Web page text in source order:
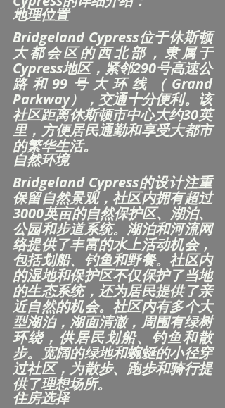
地理位置
Bridgeland Cypress位于休斯顿
大都会区的西北部，隶属于
Cypress地区，紧邻290号高速公
路和99号大环线（Grand
Parkway），交通十分便利。该
社区距离休斯顿市中心大约30英
里，方便居民通勤和享受大都市
的繁华生活。
自然环境
Bridgeland Cypress的设计注重
保留自然景观，社区内拥有超过
3000英亩的自然保护区、湖泊、
公园和步道系统。湖泊和河流网
络提供了丰富的水上活动机会，
包括划船、钓鱼和野餐。社区内
的湿地和保护区不仅保护了当地
的生态系统，还为居民提供了亲
近自然的机会。社区内有多个大
型湖泊，湖面清澈，周围有绿树
环绕，供居民划船、钓鱼和散
步。宽阔的绿地和蜿蜒的小径穿
过社区，为散步、跑步和骑行提
供了理想场所。
住房选择